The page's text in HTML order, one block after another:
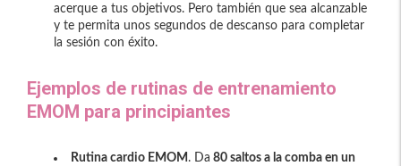
acerque a tus objetivos. Pero también que sea alcanzable
y te permita unos segundos de descanso para completar
la sesión con éxito.
Ejemplos de rutinas de entrenamiento
EMOM para principiantes
Rutina cardio EMOM . Da 80 saltos a la comba en un